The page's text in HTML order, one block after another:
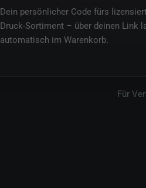
Dein persönlicher Code fürs
Druck-Sortiment – über deinen Link
automatisch im Warenkorb.
Für